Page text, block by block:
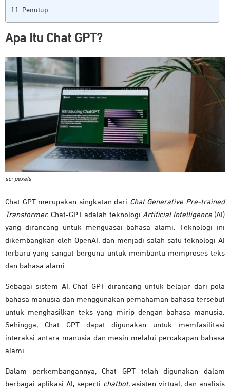
Penutup
Apa Itu Chat GPT?
sc: pexels
Chat GPT merupakan singkatan dari Chat Generative Pre-trained
Transformer. Chat-GPT adalah teknologi Artificial Intelligence(AI)
yang dirancang untuk menguasai bahasa alami. Teknologi ini
dikembangkan oleh OpenAI, dan menjadi salah satu teknologi AI
terbaru yang sangat berguna untuk membantu memproses teks
dan bahasa alami.
Sebagai sistem AI, Chat GPT dirancang untuk belajar dari pola
bahasa manusia dan menggunakan pemahaman bahasa tersebut
untuk menghasilkan teks yang mirip dengan bahasa manusia.
Sehingga, Chat GPT dapat digunakan untuk memfasilitasi
interaksi antara manusia dan mesin melalui percakapan bahasa
alami.
Dalam perkembangannya, Chat GPT telah digunakan dalam
berbagai aplikasi AI, seperti chatbot,asisten virtual, dan analisis